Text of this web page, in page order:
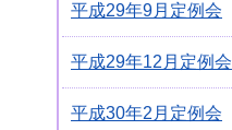
平成29年9月定例会
平成29年12月定例会
平成30年2月定例会